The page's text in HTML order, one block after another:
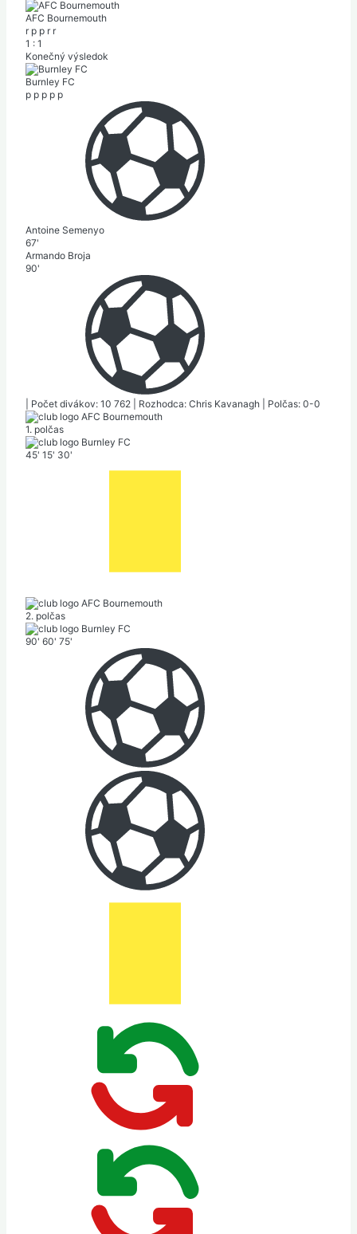
AFC Bournemouth
r p p r r
1 : 1
Konečný výsledok
Burnley FC
p p p p p
Antoine Semenyo
67'
Armando Broja
90'
Počet divákov: 10 762 Rozhodca: Chris Kavanagh
Polčas: 0-0
AFC Bournemouth
1. polčas
Burnley FC
45' 15' 30'
AFC Bournemouth
2. polčas
Burnley FC
90' 60' 75'